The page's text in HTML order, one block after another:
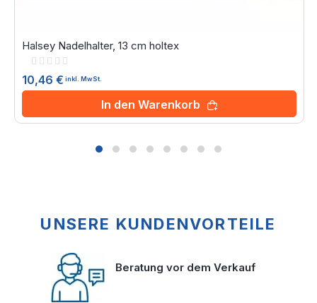
Halsey Nadelhalter, 13 cm holtex
Rating:
10,46 € inkl. MwSt.
In den Warenkorb
UNSERE KUNDENVORTEILE
Beratung vor dem Verkauf